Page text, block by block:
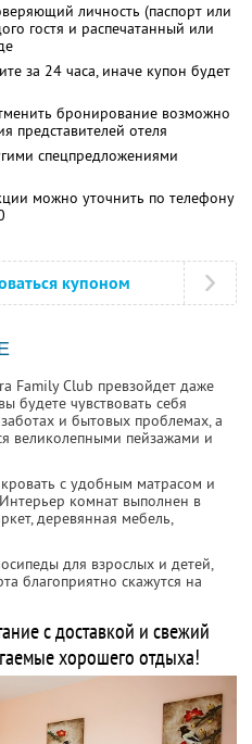
личность (паспорт или
гостя и распечатанный или
за 24 часа, иначе купон будет
бронирование возможно
представителей отеля
спецпредложениями
можно уточнить по телефону
купоном
Family Club превзойдет даже
будете чувствовать себя
и бытовых проблемах, а
великолепными пейзажами и
с удобным матрасом и
комнат выполнен в
деревянная мебель,
для взрослых и детей,
благоприятно скажутся на
с доставкой и свежий
хорошего отдыха!